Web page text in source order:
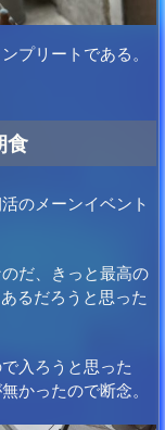
プリートである。
食
のメーンイベント
だ、きっと最高の
るだろうと思った
入ろうと思った
かったので断念。